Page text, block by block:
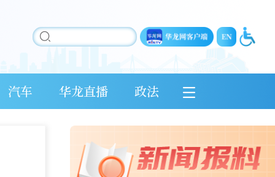
汽车 华龙直播 政法